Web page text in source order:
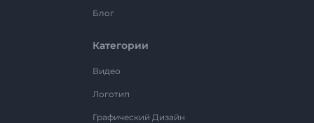
Блог
Категории
Видео
Логотип
Графический Дизайн